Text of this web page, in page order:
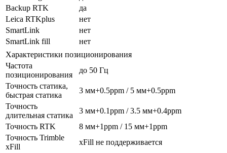
Backup RTK
да
Leica RTKplus
нет
SmartLink
нет
SmartLink fill
нет
Характеристики позиционирования
Частота
позиционирования
до 50 Гц
Точность статика,
быстрая статика
3 мм+0.5ppm / 5 мм+0.5ppm
Точность
длительная статика
3 мм+0.1ppm / 3.5 мм+0.4ppm
Точность RTK
8 мм+1ppm / 15 мм+1ppm
Точность Trimble
xFill
xFill не поддерживается